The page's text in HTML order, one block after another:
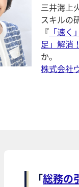
三井海上
スキルの
『 「速
足」解消
か。
株式会社
「総務の